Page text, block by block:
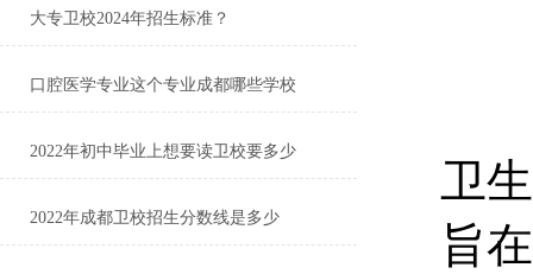
大专卫校2024年招生标准？
口腔医学专业这个专业成都哪些学校
2022年初中毕业上想要读卫校要多少
2022年成都卫校招生分数线是多少
卫
旨